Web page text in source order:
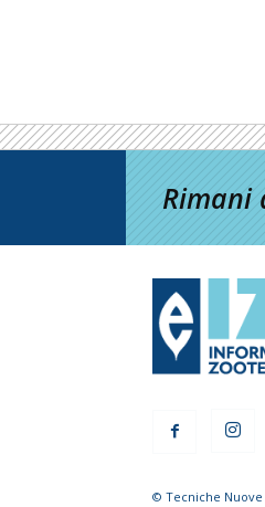
Rimani
© Tecniche